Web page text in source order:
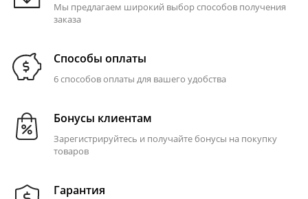
Мы предлагаем широкий выбор способов получения
заказа
Способы оплаты
6 способов оплаты для вашего удобства
Бонусы клиентам
Зарегистрируйтесь и получайте бонусы на покупку
товаров
Гарантия